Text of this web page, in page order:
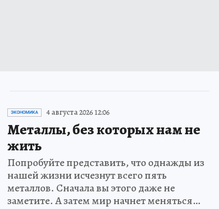
ЭКОНОМИКА 4 августа 2026 12:06
Металлы, без которых нам не
жить
Попробуйте представить, что однажды из
нашей жизни исчезнут всего пять
металлов. Сначала вы этого даже не
заметите. А затем мир начнет меняться…